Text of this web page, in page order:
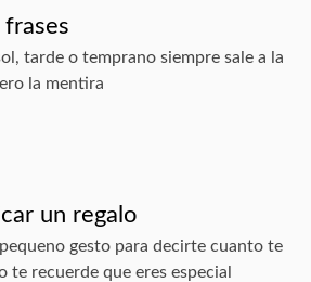
frases
tarde o temprano siempre sale a la
la mentira
un regalo
gesto para decirte cuanto te
te recuerde que eres especial